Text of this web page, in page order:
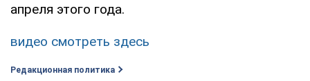
апреля этого года.
видео смотреть здесь
Редакционная политика